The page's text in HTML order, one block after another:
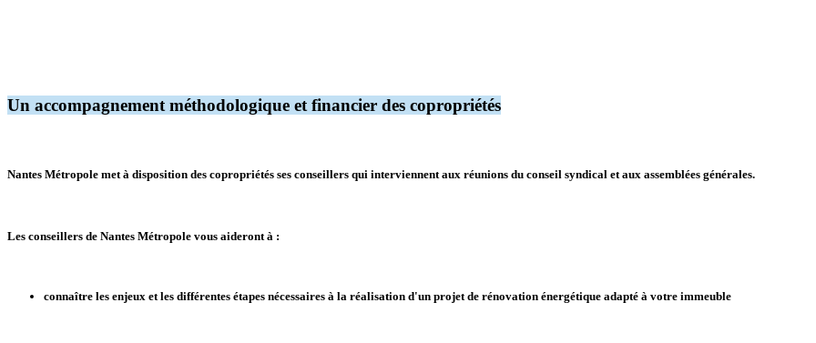
Un accompagnement méthodologique et financier des copropriétés
Nantes Métropole met à disposition des copropriétés ses conseillers qui interviennent aux réunions du conseil syndical et aux assemblées générales.
Les conseillers de Nantes Métropole vous aideront à :
connaître les enjeux et les différentes étapes nécessaires à la réalisation d'un projet de rénovation énergétique adapté à votre immeuble